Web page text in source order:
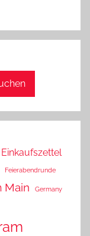
Einkaufszettel
Feierabendrunde
Main Germany